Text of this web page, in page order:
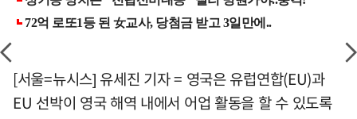
[서울=뉴시스] 유세진 기자 = 영국은 유럽연합(EU)과
EU 선박이 영국 해역 내에서 어업 활동을 할 수 있도록